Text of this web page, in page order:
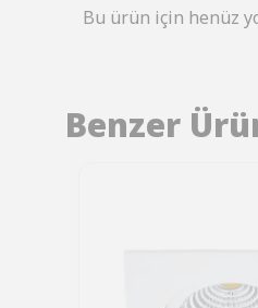
Bu ürün için henüz
Benzer